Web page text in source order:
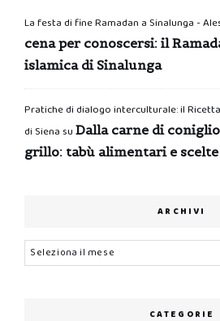
La festa di fine Ramadan a Sinalunga -
cena per conoscersi: il
islamica di Sinalunga
Pratiche di dialogo interculturale: il
di Siena su Dalla carne di
grillo: tabù alimentari e
ARCHIVI
Archivi
CATEGORIE